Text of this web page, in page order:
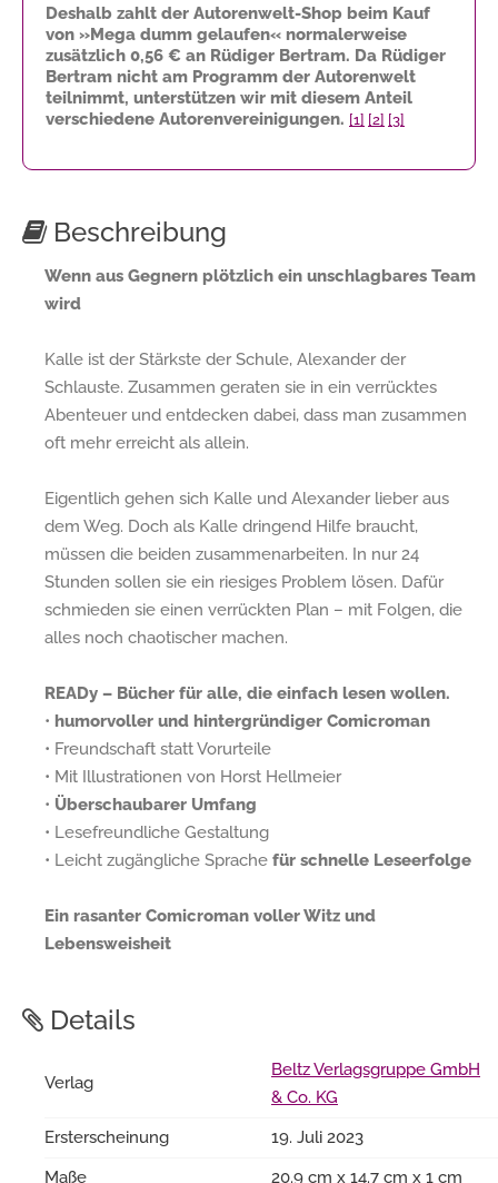
Deshalb zahlt der Autorenwelt-Shop beim Kauf
von »Mega dumm gelaufen« normalerweise
zusätzlich 0,56 € an Rüdiger Bertram. Da Rüdiger
Bertram nicht am Programm der Autorenwelt
teilnimmt, unterstützen wir mit diesem Anteil
verschiedene Autorenvereinigungen. [1] [2] [3]
Beschreibung
Wenn aus Gegnern plötzlich ein unschlagbares Team
wird
Kalle ist der Stärkste der Schule, Alexander der
Schlauste. Zusammen geraten sie in ein verrücktes
Abenteuer und entdecken dabei, dass man zusammen
oft mehr erreicht als allein.
Eigentlich gehen sich Kalle und Alexander lieber aus
dem Weg. Doch als Kalle dringend Hilfe braucht,
müssen die beiden zusammenarbeiten. In nur 24
Stunden sollen sie ein riesiges Problem lösen. Dafür
schmieden sie einen verrückten Plan – mit Folgen, die
alles noch chaotischer machen.
READy – Bücher für alle, die einfach lesen wollen.
• humorvoller und hintergründiger Comicroman
• Freundschaft statt Vorurteile
• Mit Illustrationen von Horst Hellmeier
• Überschaubarer Umfang
• Lesefreundliche Gestaltung
• Leicht zugängliche Sprache für schnelle Leseerfolge
Ein rasanter Comicroman voller Witz und
Lebensweisheit
Details
Verlag
Beltz Verlagsgruppe GmbH
& Co. KG
Ersterscheinung
19. Juli 2023
Maße
20.9 cm x 14.7 cm x 1 cm